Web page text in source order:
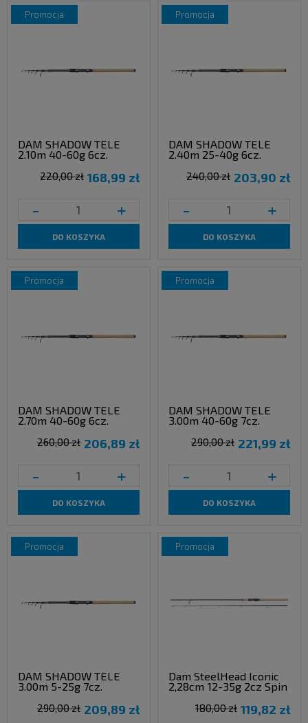
DAM SHADOW TELE
2.10m 40-60g 6cz.
168,99 zł
220,00 zł
- +
DO KOSZYKA
promocja
DAM SHADOW TELE
2.40m 25-40g 6cz.
203,90 zł
240,00 zł
- +
DO KOSZYKA
promocja
DAM SHADOW TELE
2.70m 40-60g 6cz.
206,89 zł
260,00 zł
- +
DO KOSZYKA
promocja
DAM SHADOW TELE
3.00m 40-60g 7cz.
221,99 zł
290,00 zł
- +
DO KOSZYKA
promocja
DAM SHADOW TELE
3.00m 5-25g 7cz.
209,89 zł
290,00 zł
promocja
Dam SteelHead Iconic
2,28cm 12-35g 2cz Spin
119,82 zł
180,00 zł
promocja